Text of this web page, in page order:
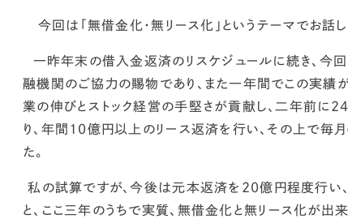
今回は「無借金化・無リース化」というテーマでお話し
一昨年末の借入金返済のリスケジュールに続き、今回
融機関のご協力の賜物であり、また一年間でこの実績が
業の伸びとストック経営の手堅さが貢献し、二年前
り、年間10億円以上のリース返済を行い、その上で毎月
た。
私の試算ですが、今後は元本返済を20億円程度行い
と、 ここ三年のうちで実質、無借金化と無リース化が出来